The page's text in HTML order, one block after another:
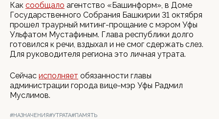
Как сообщало агентство «Башинформ», в Доме
Государственного Собрания Башкирии 31 октября
прошел траурный митинг-прощание с мэром Уфы
Ульфатом Мустафиным. Глава республики долго
готовился к речи, вздыхал и не смог сдержать слез.
Для руководителя региона это личная утрата.
Сейчас исполняет обязанности главы
администрации города вице-мэр Уфы Радмил
Муслимов.
#НАЗНАЧЕНИЯ#УТРАТА#ПАМЯТЬ